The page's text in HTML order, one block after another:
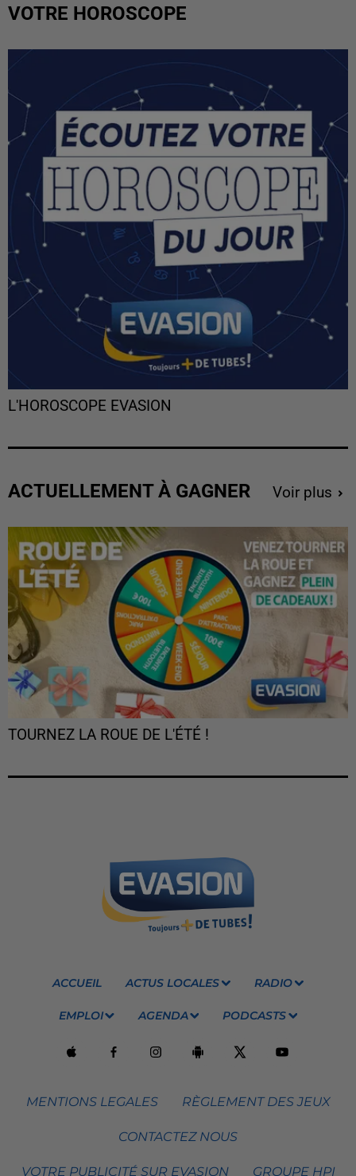
VOTRE HOROSCOPE
L'HOROSCOPE EVASION
ACTUELLEMENT À GAGNER Voir plus
TOURNEZ LA ROUE DE L'ÉTÉ !
ACCUEIL ACTUS LOCALES RADIO
EMPLOI AGENDA PODCASTS
MENTIONS LEGALES RÈGLEMENT DES JEUX
CONTACTEZ NOUS
VOTRE PUBLICITÉ SUR EVASION GROUPE HPI